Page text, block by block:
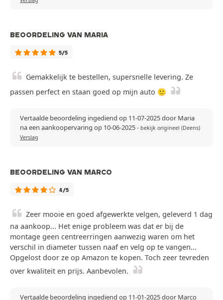
BEOORDELING VAN MARIA
5/5
Gemakkelijk te bestellen, supersnelle levering. Ze
passen perfect en staan goed op mijn auto 🙂
Vertaalde beoordeling ingediend op 11-07-2025 door Maria
na een aankoopervaring op 10-06-2025- bekijk origineel (Deens)
Verslag
BEOORDELING VAN MARCO
4/5
Zeer mooie en goed afgewerkte velgen, geleverd 1 dag
na aankoop... Het enige probleem was dat er bij de
montage geen centreerringen aanwezig waren om het
verschil in diameter tussen naaf en velg op te vangen...
Opgelost door ze op Amazon te kopen. Toch zeer tevreden
over kwaliteit en prijs. Aanbevolen.
Vertaalde beoordeling ingediend op 11-01-2025 door Marco